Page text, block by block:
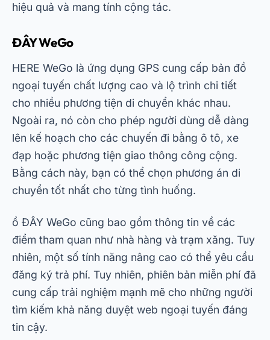
hiệu quả và mang tính cộng tác.
ĐÂY WeGo
HERE WeGo là ứng dụng GPS cung cấp bản đồ
ngoại tuyến chất lượng cao và lộ trình chi tiết
cho nhiều phương tiện di chuyển khác nhau.
Ngoài ra, nó còn cho phép người dùng dễ dàng
lên kế hoạch cho các chuyến đi bằng ô tô, xe
đạp hoặc phương tiện giao thông công cộng.
Bằng cách này, bạn có thể chọn phương án di
chuyển tốt nhất cho từng tình huống.
ồ ĐÂY WeGo cũng bao gồm thông tin về các
điểm tham quan như nhà hàng và trạm xăng. Tuy
nhiên, một số tính năng nâng cao có thể yêu cầu
đăng ký trả phí. Tuy nhiên, phiên bản miễn phí đã
cung cấp trải nghiệm mạnh mẽ cho những người
tìm kiếm khả năng duyệt web ngoại tuyến đáng
tin cậy.